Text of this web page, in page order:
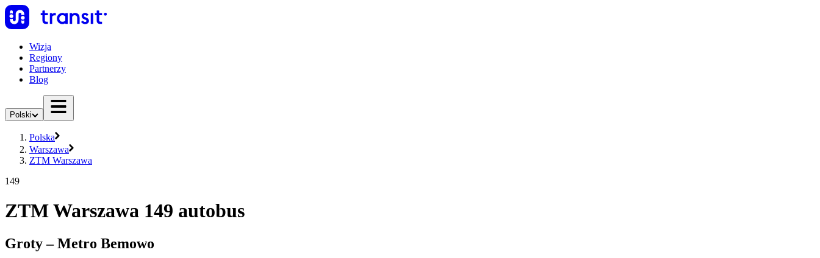
Wizja
Regiony
Partnerzy
Blog
Polski
Polska
Warszawa
ZTM Warszawa
149
ZTM Warszawa 149 autobus
Groty – Metro Bemowo